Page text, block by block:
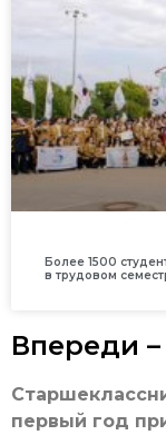
Более 1500
в трудовом
Впереди
первый год